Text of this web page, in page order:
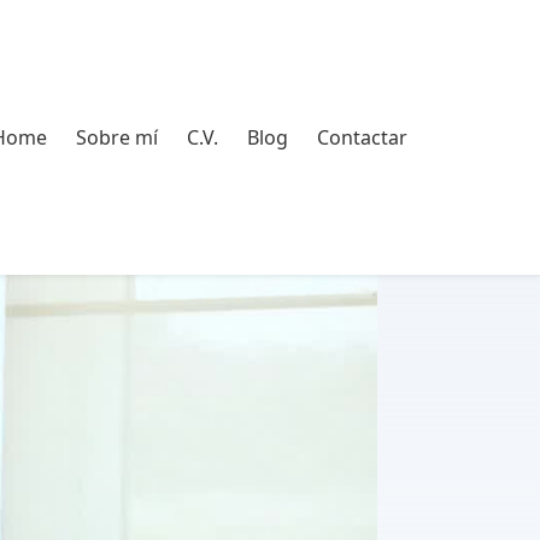
Sobre mí C.V. Blog Contactar